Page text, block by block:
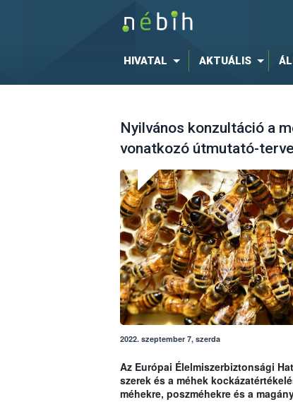
HIVATAL AKTUÁLIS
Nyilvános konzultáció a
vonatkozó útmutató-
2022. szeptember 7, szerda
Az Európai Élelmiszerbiztonsági
szerek és a méhek
méhekre, poszméhekre és a